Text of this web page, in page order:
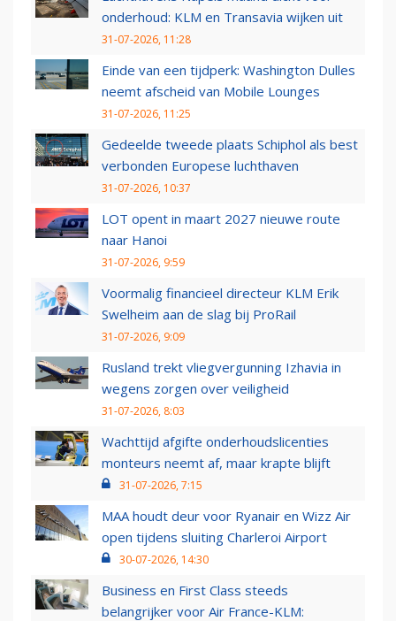
onderhoud: KLM en Transavia wijken uit
31-07-2026, 11:28
Einde van een tijdperk: Washington Dulles
neemt afscheid van Mobile Lounges
31-07-2026, 11:25
Gedeelde tweede plaats Schiphol als best
verbonden Europese luchthaven
31-07-2026, 10:37
LOT opent in maart 2027 nieuwe route
naar Hanoi
31-07-2026, 9:59
Voormalig financieel directeur KLM Erik
Swelheim aan de slag bij ProRail
31-07-2026, 9:09
Rusland trekt vliegvergunning Izhavia in
wegens zorgen over veiligheid
31-07-2026, 8:03
Wachttijd afgifte onderhoudslicenties
monteurs neemt af, maar krapte blijft
31-07-2026, 7:15
MAA houdt deur voor Ryanair en Wizz Air
open tijdens sluiting Charleroi Airport
30-07-2026, 14:30
Business en First Class steeds
belangrijker voor Air France-KLM: